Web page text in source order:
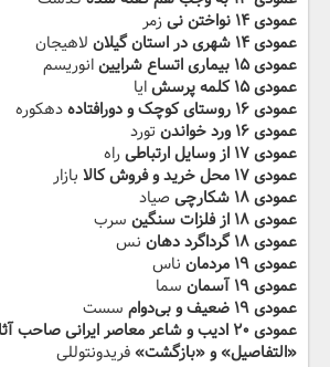
عمودی ۱۴ نواختن نی
زمر
عمودی ۱۴ شهری در استان گیلان
لاهیجان
عمودی ۱۵ بیماری اتساع شرایین
انوریسم
عمودی ۱۵ کلمه پرسش
ایا
عمودی ۱۶ روستای‬‫ کوچک و دورافتاده
دهکوره
عمودی ۱۶ ورد خواندن
تورد
عمودی ۱۷ از وسایل ارتباطی‬‫
راه
عمودی ۱۷ محل خرید و فروش کالا
بازار
عمودی ۱۸ شکارچی
صیاد
عمودی ۱۸ از فلزات‬‫ سنگین
سرب
عمودی ۱۸ گرداگرد دهان
نس
عمودی ۱۹ مردمان
ناس
عمودی ۱۹ آسمان
سما
عمودی ۱۹ ضعیف‬‫ و بی‌دوام
سست
«التفاصیل» و «بازگشت» فریدونتوللی